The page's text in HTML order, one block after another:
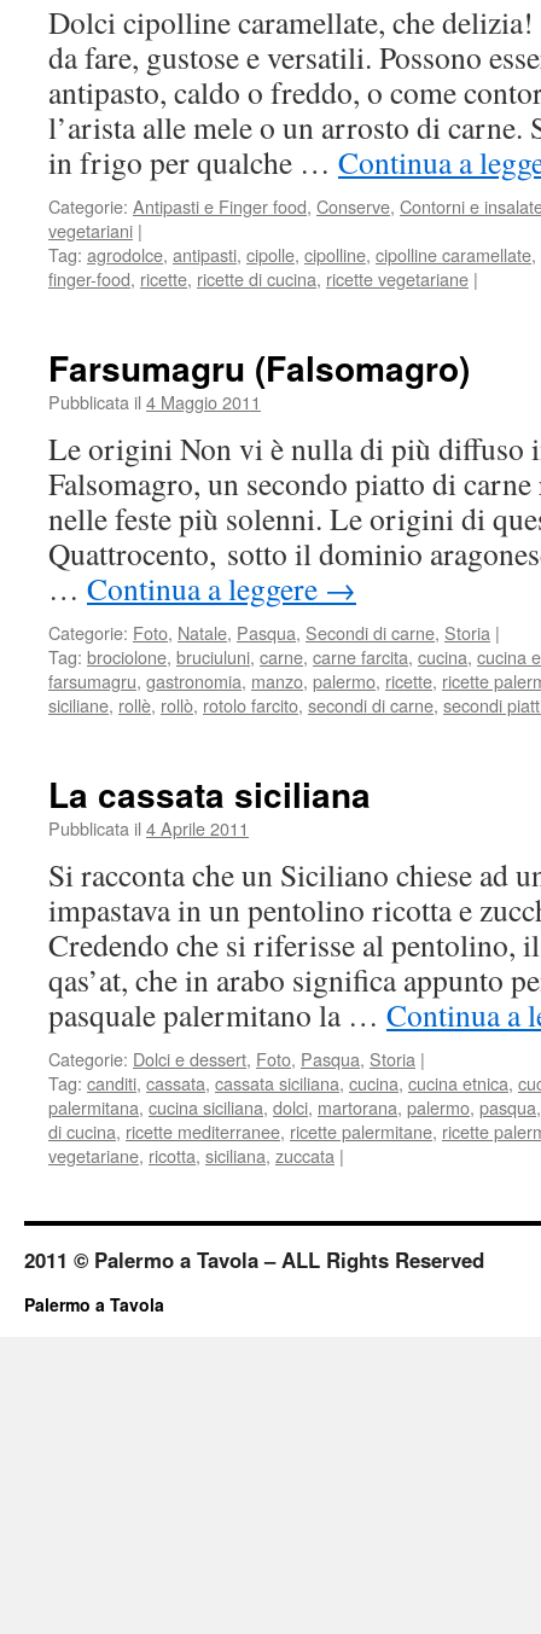
Dolci cipolline caramellate, che
da fare, gustose e versatili. Possono
antipasto, caldo o freddo, o come
l’arista alle mele o un arrosto di carne.
in frigo per qualche … Continua a
Categorie: Antipasti e Finger food, Conserve, Contorni e
vegetariani |
Tag: agrodolce, antipasti, cipolle, cipolline, cipolline caramellate,
finger-food, ricette, ricette di cucina, ricette vegetariane |
Farsumagru (Falsomagro)
Pubblicata il 4 Maggio 2011
Le origini Non vi è nulla di più diffuso
Falsomagro, un secondo piatto di
nelle feste più solenni. Le origini di
Quattrocento, sotto il dominio
… Continua a leggere →
Categorie: Foto, Natale, Pasqua, Secondi di carne, Storia |
Tag: brociolone, bruciuluni, carne, carne farcita, cucina, cucina
farsumagru, gastronomia, manzo, palermo, ricette, ricette
siciliane, rollè, rollò, rotolo farcito, secondi di carne, secondi
La cassata siciliana
Pubblicata il 4 Aprile 2011
Si racconta che un Siciliano chiese ad
impastava in un pentolino ricotta e
Credendo che si riferisse al pentolino,
qas’at, che in arabo significa appunto
pasquale palermitano la … Continua a
Categorie: Dolci e dessert, Foto, Pasqua, Storia |
Tag: canditi, cassata, cassata siciliana, cucina, cucina etnica,
palermitana, cucina siciliana, dolci, martorana, palermo, pasqua
di cucina, ricette mediterranee, ricette palermitane, ricette
vegetariane, ricotta, siciliana, zuccata |
2011 © Palermo a Tavola – ALL Rights Reserved
Palermo a Tavola